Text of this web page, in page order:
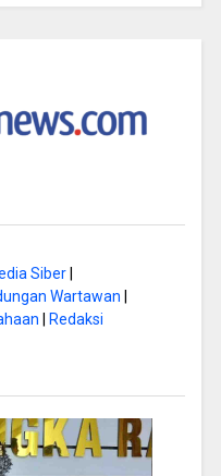
Siber|
Wartawan
Redaksi